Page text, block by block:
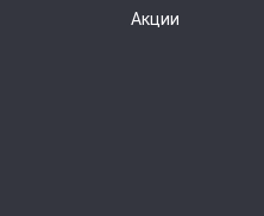
Акции